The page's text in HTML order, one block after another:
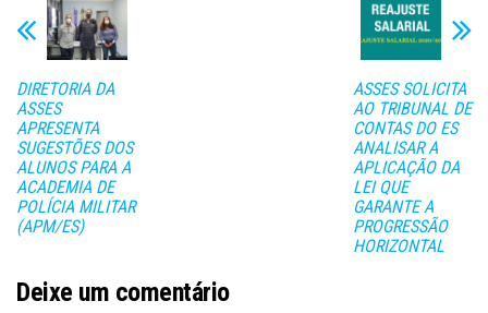
ok er
DIRETORIA DA
ASSES
APRESENTA
SUGESTÕES DOS
ALUNOS PARA A
ACADEMIA DE
POLÍCIA MILITAR
(APM/ES)
ASSES SOLICITA
AO TRIBUNAL DE
CONTAS DO ES
ANALISAR A
APLICAÇÃO DA
LEI QUE
GARANTE A
PROGRESSÃO
HORIZONTAL
Deixe um comentário